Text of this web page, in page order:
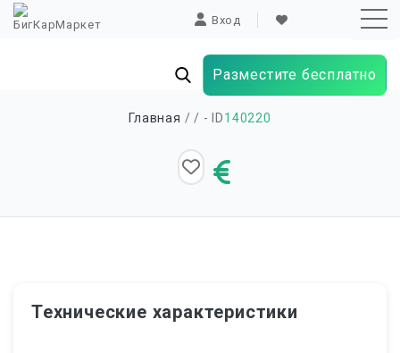
Вход
Разместите бесплатно
Главная / / - ID140220
Технические характеристики